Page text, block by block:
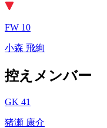
FW 10
小森 飛絢
控えメンバー
GK 41
猪瀬 康介